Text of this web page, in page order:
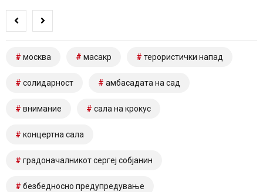
москва масакр терористички напад
солидарност амбасадата на сад
внимание сала на крокус
концертна сала
градоначалникот сергеј собјанин
безбедносно предупредување